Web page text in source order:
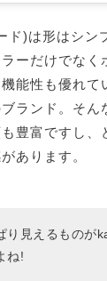
ド)は形はシン
ーだけでなく
能性も優れて
ランド。そ
豊富ですし、
あります。
り見えるものが
ね!